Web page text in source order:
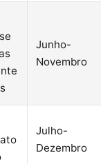
Junho-
Novembro
Julho-
Dezembro